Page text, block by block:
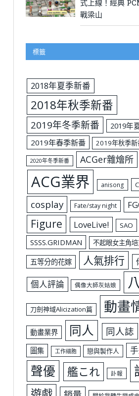
式上線！經典
戰梁山
標籤
2018年夏季新番
2018年秋季新番
2019年冬季新番
2019年
2019年春季新番
2019年秋季新
2020年冬季新番 ACGer雜燴所
ACG業界 anisong
cosplay Fate/stay night
Figure LoveLive! SAO
SSSS.GRIDMAN 不起眼女主角
五等分的花嫁 人氣排行
個人評論 偶像大師灰姑娘
刀劍神域Alicization篇 動畫
動畫業界 同人 同人誌
圖集 工作細胞 戀與製作人
聲優 艦これ 訃報